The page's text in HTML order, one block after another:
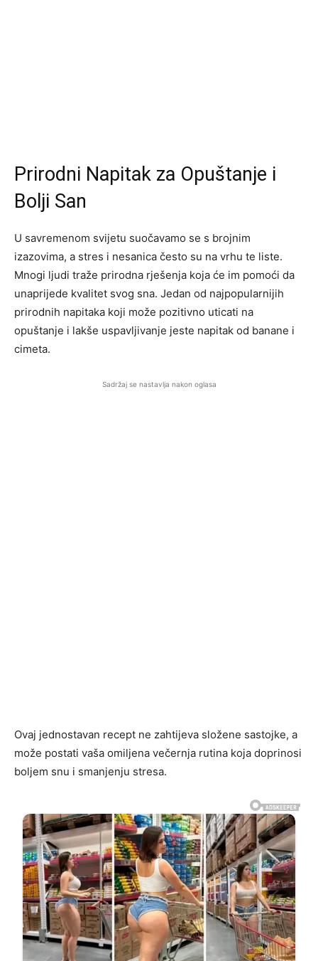
Prirodni Napitak za Opuštanje i
Bolji San
U savremenom svijetu suočavamo se s brojnim
izazovima, a stres i nesanica često su na vrhu te liste.
Mnogi ljudi traže prirodna rješenja koja će im pomoći da
unaprijede kvalitet svog sna. Jedan od najpopularnijih
prirodnih napitaka koji može pozitivno uticati na
opuštanje i lakše uspavljivanje jeste napitak od banane i
cimeta.
Sadržaj se nastavlja nakon oglasa
Ovaj jednostavan recept ne zahtijeva složene sastojke, a
može postati vaša omiljena večernja rutina koja doprinosi
boljem snu i smanjenju stresa.